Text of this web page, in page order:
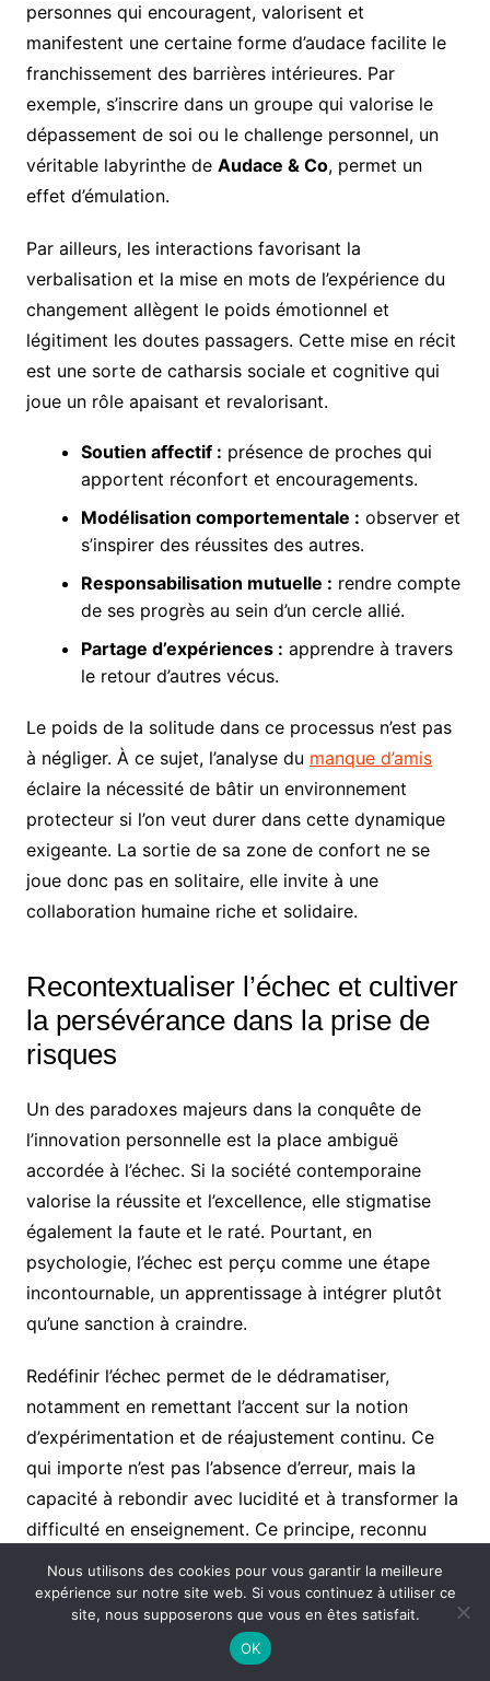
personnes qui encouragent, valorisent et
manifestent une certaine forme d’audace facilite le
franchissement des barrières intérieures. Par
exemple, s’inscrire dans un groupe qui valorise le
dépassement de soi ou le challenge personnel, un
véritable labyrinthe de Audace & Co, permet un
effet d’émulation.
Par ailleurs, les interactions favorisant la
verbalisation et la mise en mots de l’expérience du
changement allègent le poids émotionnel et
légitiment les doutes passagers. Cette mise en récit
est une sorte de catharsis sociale et cognitive qui
joue un rôle apaisant et revalorisant.
Soutien affectif : présence de proches qui
apportent réconfort et encouragements.
Modélisation comportementale : observer et
s’inspirer des réussites des autres.
Responsabilisation mutuelle : rendre compte
de ses progrès au sein d’un cercle allié.
Partage d’expériences : apprendre à travers
le retour d’autres vécus.
Le poids de la solitude dans ce processus n’est pas
à négliger. À ce sujet, l’analyse du manque d’amis
éclaire la nécessité de bâtir un environnement
protecteur si l’on veut durer dans cette dynamique
exigeante. La sortie de sa zone de confort ne se
joue donc pas en solitaire, elle invite à une
collaboration humaine riche et solidaire.
Recontextualiser l’échec et cultiver
la persévérance dans la prise de
risques
Un des paradoxes majeurs dans la conquête de
l’innovation personnelle est la place ambiguë
accordée à l’échec. Si la société contemporaine
valorise la réussite et l’excellence, elle stigmatise
également la faute et le raté. Pourtant, en
psychologie, l’échec est perçu comme une étape
incontournable, un apprentissage à intégrer plutôt
qu’une sanction à craindre.
Redéfinir l’échec permet de le dédramatiser,
notamment en remettant l’accent sur la notion
d’expérimentation et de réajustement continu. Ce
qui importe n’est pas l’absence d’erreur, mais la
capacité à rebondir avec lucidité et à transformer la
difficulté en enseignement. Ce principe, reconnu
dans l’éducation experientielle, invite à adopter une
posture deChallenge Toiencouragée par la
bienveillance envers soi-même.
Nous utilisons des cookies pour vous garantir la meilleure
expérience sur notre site web. Si vous continuez à utiliser ce
site, nous supposerons que vous en êtes satisfait.
OK